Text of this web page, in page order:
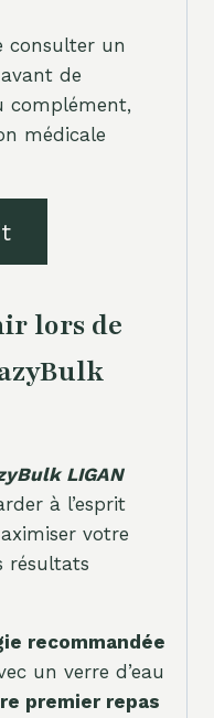
consulter un
de
complément,
médicale
lors de
LIGAN
à l’esprit
votre
résultats
recommandée
un verre d’eau
premier repas